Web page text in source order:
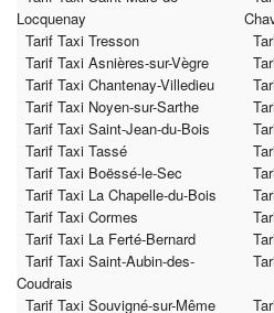
Locquenay
Tarif Taxi Tresson
Tarif Taxi Asnières-sur-Vègre
Tarif Taxi Chantenay-Villedieu
Tarif Taxi Noyen-sur-Sarthe
Tarif Taxi Saint-Jean-du-Bois
Tarif Taxi Tassé
Tarif Taxi Boëssé-le-Sec
Tarif Taxi La Chapelle-du-Bois
Tarif Taxi Cormes
Tarif Taxi La Ferté-Bernard
Tarif Taxi Saint-Aubin-des-
Coudrais
Tarif Taxi Souvigné-sur-Même